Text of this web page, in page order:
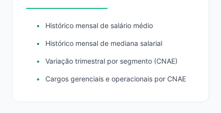
Histórico mensal de salário médio
Histórico mensal de mediana salarial
Variação trimestral por segmento (CNAE)
Cargos gerenciais e operacionais por CNAE